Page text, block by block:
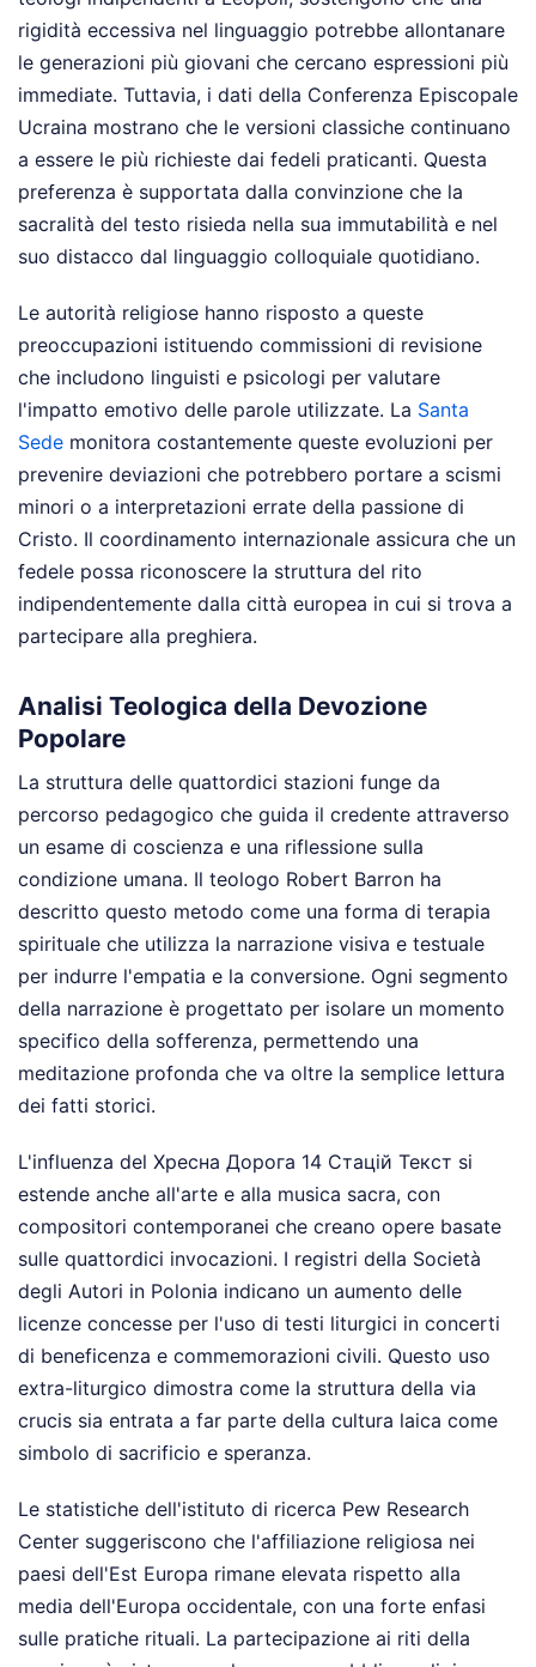
rigidità eccessiva nel linguaggio potrebbe allontanare
le generazioni più giovani che cercano espressioni più
immediate. Tuttavia, i dati della Conferenza Episcopale
Ucraina mostrano che le versioni classiche continuano
a essere le più richieste dai fedeli praticanti. Questa
preferenza è supportata dalla convinzione che la
sacralità del testo risieda nella sua immutabilità e nel
suo distacco dal linguaggio colloquiale quotidiano.
Le autorità religiose hanno risposto a queste
preoccupazioni istituendo commissioni di revisione
che includono linguisti e psicologi per valutare
l'impatto emotivo delle parole utilizzate. La Santa
Sede monitora costantemente queste evoluzioni per
prevenire deviazioni che potrebbero portare a scismi
minori o a interpretazioni errate della passione di
Cristo. Il coordinamento internazionale assicura che un
fedele possa riconoscere la struttura del rito
indipendentemente dalla città europea in cui si trova a
partecipare alla preghiera.
Analisi Teologica della Devozione
Popolare
La struttura delle quattordici stazioni funge da
percorso pedagogico che guida il credente attraverso
un esame di coscienza e una riflessione sulla
condizione umana. Il teologo Robert Barron ha
descritto questo metodo come una forma di terapia
spirituale che utilizza la narrazione visiva e testuale
per indurre l'empatia e la conversione. Ogni segmento
della narrazione è progettato per isolare un momento
specifico della sofferenza, permettendo una
meditazione profonda che va oltre la semplice lettura
dei fatti storici.
L'influenza del Хресна Дорога 14 Стацій Текст si
estende anche all'arte e alla musica sacra, con
compositori contemporanei che creano opere basate
sulle quattordici invocazioni. I registri della Società
degli Autori in Polonia indicano un aumento delle
licenze concesse per l'uso di testi liturgici in concerti
di beneficenza e commemorazioni civili. Questo uso
extra-liturgico dimostra come la struttura della via
crucis sia entrata a far parte della cultura laica come
simbolo di sacrificio e speranza.
Le statistiche dell'istituto di ricerca Pew Research
Center suggeriscono che l'affiliazione religiosa nei
paesi dell'Est Europa rimane elevata rispetto alla
media dell'Europa occidentale, con una forte enfasi
sulle pratiche rituali. La partecipazione ai riti della